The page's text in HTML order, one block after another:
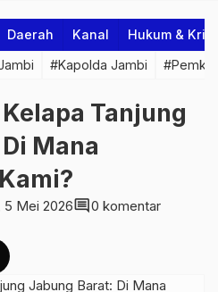
Daerah Kanal Hukum &
#Kapolda Jambi
Tanjung
Mana
5 Mei 2026comment0 komentar